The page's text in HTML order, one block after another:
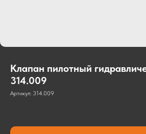
Клапан пилотный
314.009
Артикул: 314.009